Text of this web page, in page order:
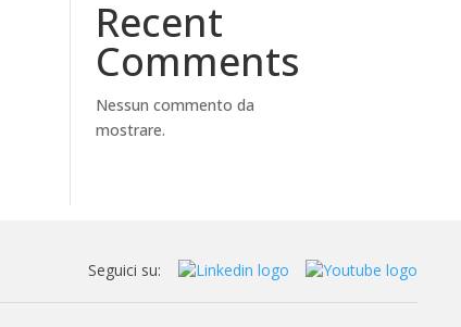
Recent
Comments
Nessun commento da
mostrare.
Seguici su: